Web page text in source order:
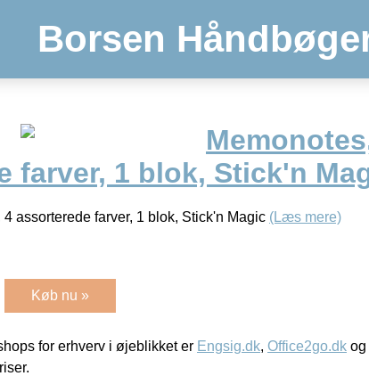
Borsen
farver, 1 blok, Stick'n
assorterede farver, 1 blok, Stick'n Magic (Læs mere)
Køb nu »
for erhverv i øjeblikket er Engsig.dk, Office2go.dk og